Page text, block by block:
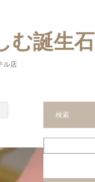
む誕生石
ル店
検索